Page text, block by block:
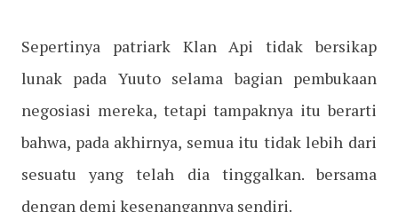
Sepertinya patriark Klan Api tidak bersikap
lunak pada Yuuto selama bagian pembukaan
negosiasi mereka, tetapi tampaknya itu berarti
bahwa, pada akhirnya, semua itu tidak lebih dari
sesuatu yang telah dia tinggalkan. bersama
dengan demi kesenangannya sendiri.